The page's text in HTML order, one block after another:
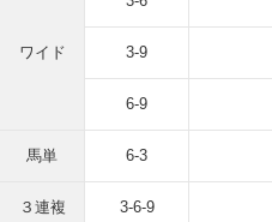
ワイド 3-9
6-9
馬単 6-3
３連複 3-6-9